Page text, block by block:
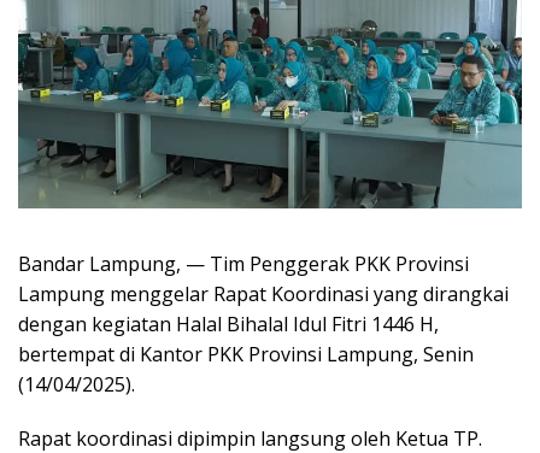
Bandar Lampung, — Tim Penggerak PKK Provinsi
Lampung menggelar Rapat Koordinasi yang dirangkai
dengan kegiatan Halal Bihalal Idul Fitri 1446 H,
bertempat di Kantor PKK Provinsi Lampung, Senin
(14/04/2025).
Rapat koordinasi dipimpin langsung oleh Ketua TP.